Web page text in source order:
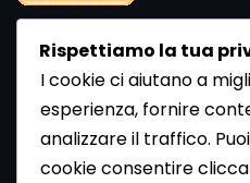
Newsletter
Rispettiamo la tua
I cookie ci aiutano a
esperienza, fornire
analizzare il traffico.
cookie consentire